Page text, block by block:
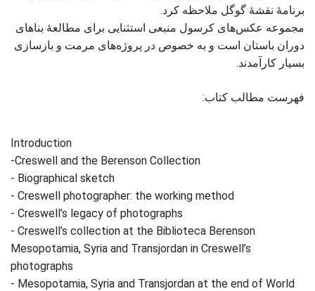
برنامۀ نقشۀ گوگل ملاحظه کرد.
مجموعه عکس‌های کرسول منبعی استثنایی برای مطالعۀ بناهای
دوران باستان است و به خصوص در پروژه‌های مرمت و بازسازی
بسیار کارآمدند.
فهرست مطالب کتاب:
Introduction
-Creswell and the Berenson Collection
- Biographical sketch
- Creswell photographer: the working method
- Creswell’s legacy of photographs
- Creswell’s collection at the Biblioteca Berenson
Mesopotamia, Syria and Transjordan in Creswell’s
photographs
- Mesopotamia, Syria and Transjordan at the end of World